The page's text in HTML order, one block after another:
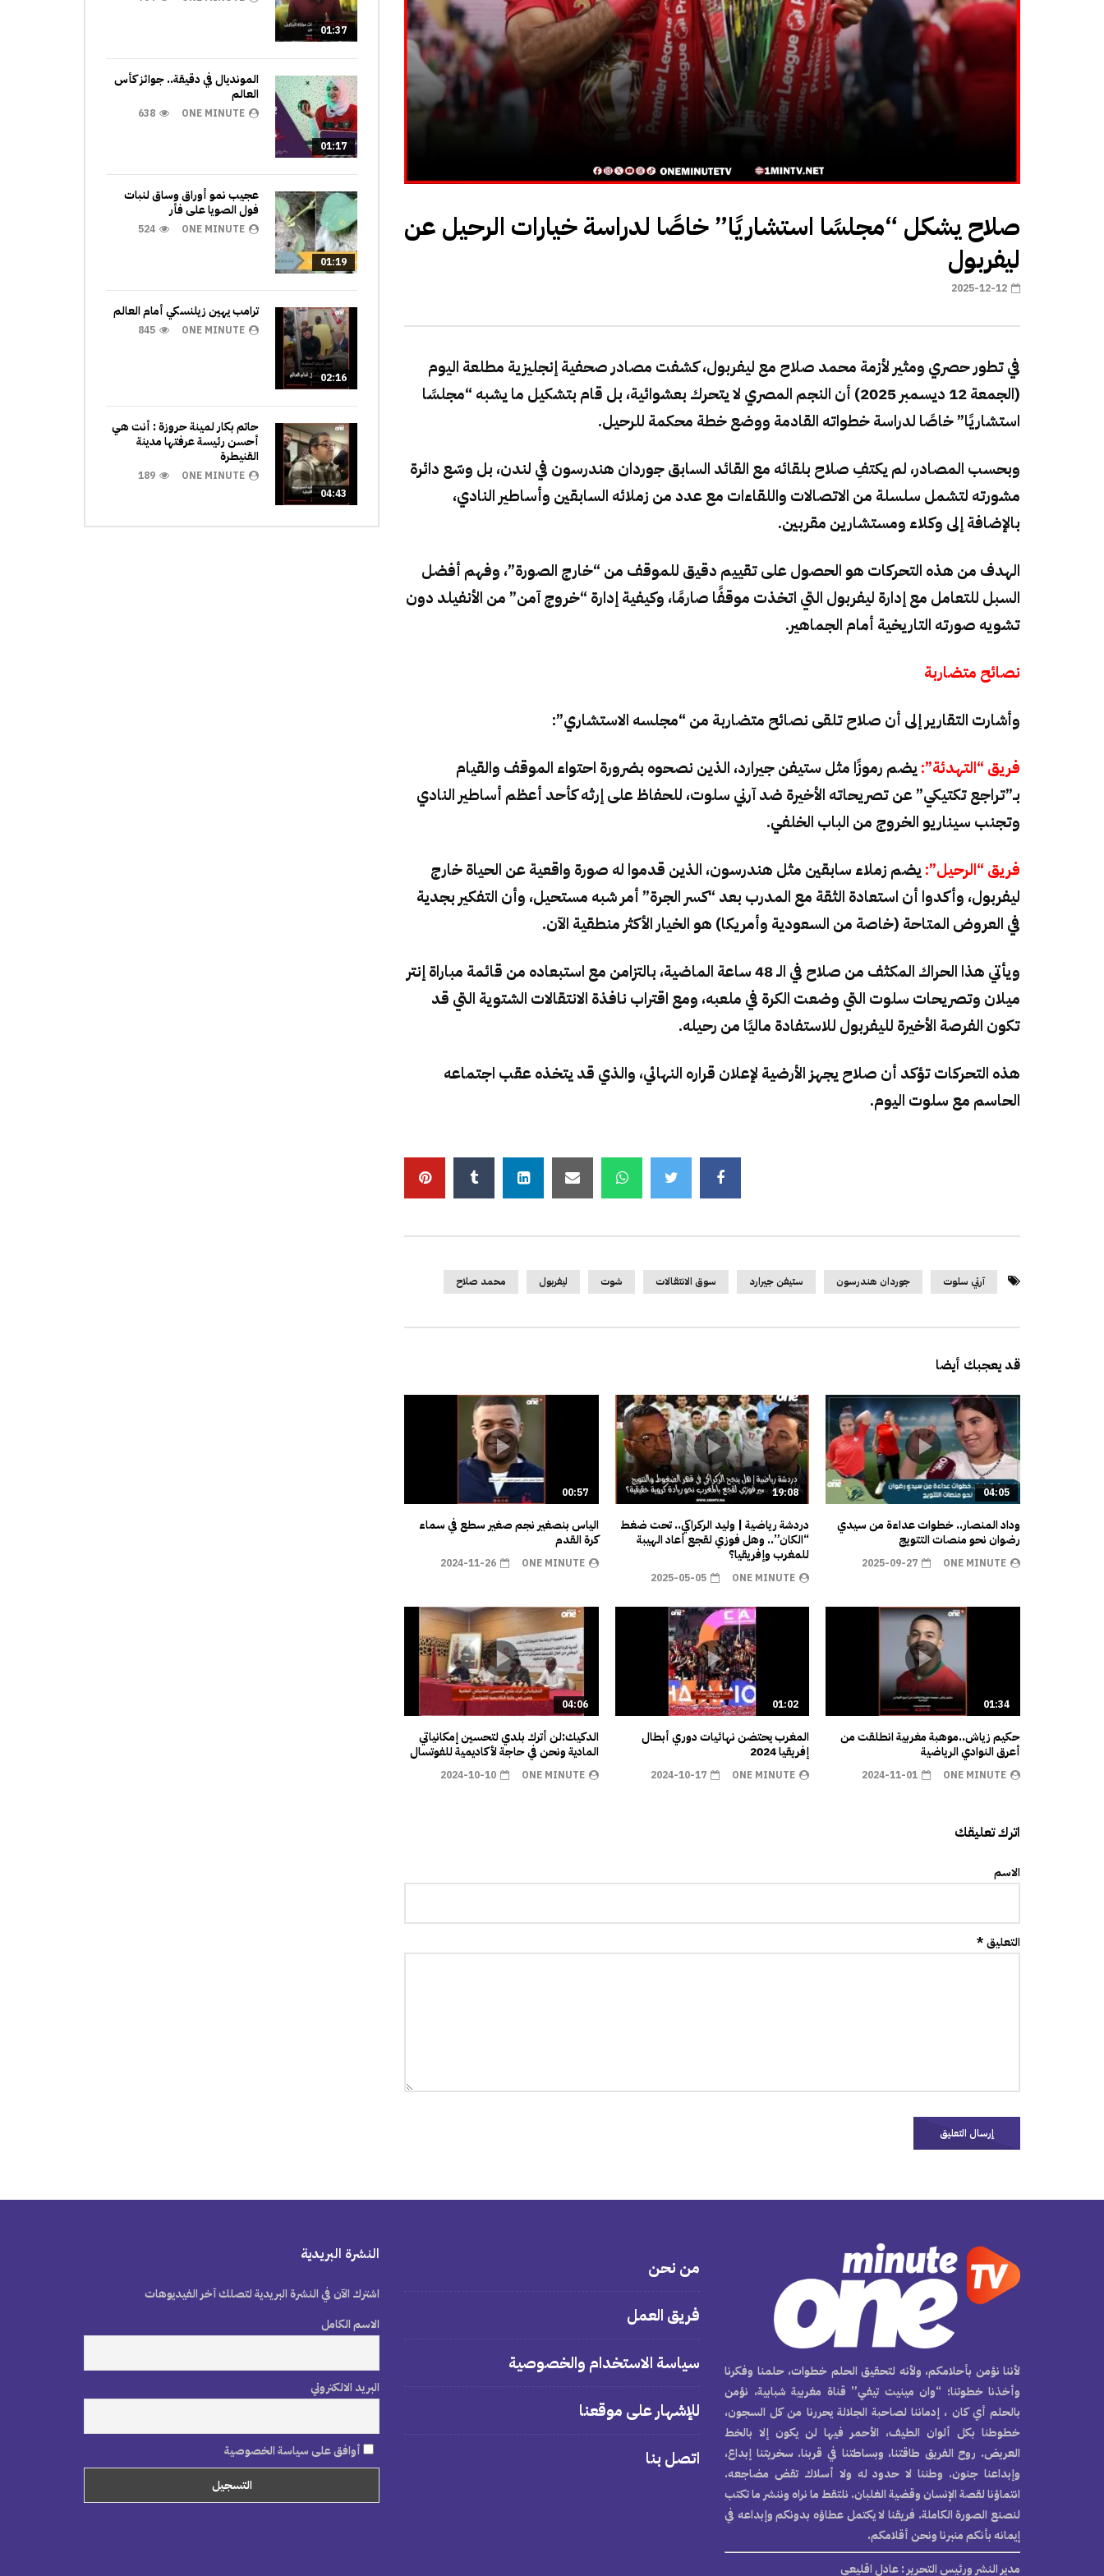
صلاح يشكل “مجلسًا استشاريًا” خاصًا لدراسة خيارات الرحيل عن
ليفربول
2025-12-12
في تطور حصري ومثير لأزمة محمد صلاح مع ليفربول، كشفت مصادر صحفية إنجليزية مطلعة اليوم
(الجمعة 12 ديسمبر 2025) أن النجم المصري لا يتحرك بعشوائية، بل قام بتشكيل ما يشبه “مجلسًا
استشاريًا” خاصًا لدراسة خطواته القادمة ووضع خطة محكمة للرحيل.
وبحسب المصادر، لم يكتفِ صلاح بلقائه مع القائد السابق جوردان هندرسون في لندن، بل وسّع دائرة
مشورته لتشمل سلسلة من الاتصالات واللقاءات مع عدد من زملائه السابقين وأساطير النادي،
بالإضافة إلى وكلاء ومستشارين مقربين.
الهدف من هذه التحركات هو الحصول على تقييم دقيق للموقف من “خارج الصورة”، وفهم أفضل
السبل للتعامل مع إدارة ليفربول التي اتخذت موقفًا صارمًا، وكيفية إدارة “خروج آمن” من الأنفيلد دون
تشويه صورته التاريخية أمام الجماهير.
نصائح متضاربة
وأشارت التقارير إلى أن صلاح تلقى نصائح متضاربة من “مجلسه الاستشاري”:
فريق “التهدئة”:يضم رموزًا مثل ستيفن جيرارد، الذين نصحوه بضرورة احتواء الموقف والقيام
بـ”تراجع تكتيكي” عن تصريحاته الأخيرة ضد آرني سلوت، للحفاظ على إرثه كأحد أعظم أساطير النادي
وتجنب سيناريو الخروج من الباب الخلفي.
فريق “الرحيل”:يضم زملاء سابقين مثل هندرسون، الذين قدموا له صورة واقعية عن الحياة خارج
ليفربول، وأكدوا أن استعادة الثقة مع المدرب بعد “كسر الجرة” أمر شبه مستحيل، وأن التفكير بجدية
في العروض المتاحة (خاصة من السعودية وأمريكا) هو الخيار الأكثر منطقية الآن.
ويأتي هذا الحراك المكثف من صلاح في الـ 48 ساعة الماضية، بالتزامن مع استبعاده من قائمة مباراة إنتر
ميلان وتصريحات سلوت التي وضعت الكرة في ملعبه، ومع اقتراب نافذة الانتقالات الشتوية التي قد
تكون الفرصة الأخيرة لليفربول للاستفادة ماليًا من رحيله.
هذه التحركات تؤكد أن صلاح يجهز الأرضية لإعلان قراره النهائي، والذي قد يتخذه عقب اجتماعه
الحاسم مع سلوت اليوم.
آرني سلوت جوردان هندرسون ستيفن جيرارد سوق الانتقالات شوت ليفربول محمد صلاح
قد يعجبك أيضا
04:05
وداد المنصار.. خطوات عداءة من سيدي
رضوان نحو منصات التتويج
ONE MINUTE
2025-09-27
19:08
دردشة رياضية | وليد الركراكي.. تحت ضغط
“الكان”.. وهل فوزي لقجع أعاد الهيبة
للمغرب وإفريقيا؟
ONE MINUTE
2025-05-05
00:57
الياس بنصغير نجم صغير سطع في سماء
كرة القدم
ONE MINUTE
2024-11-26
01:34
حكيم زياش..موهبة مغربية انطلقت من
أعرق النوادي الرياضية
ONE MINUTE
2024-11-01
01:02
المغرب يحتضن نهائيات دوري أبطال
إفريقيا 2024
ONE MINUTE
2024-10-17
04:06
الدكيك:لن أترك بلدي لتحسين إمكانياتي
المادية ونحن في حاجة لأكاديمية للفوتسال
ONE MINUTE
2024-10-10
اترك تعليقك
الاسم
التعليق *
01:37
01:17
المونديال في دقيقة.. جوائز كأس
العالم
ONE MINUTE
638
01:19
عجيب نمو أوراق وساق لنبات
فول الصويا على فأر
ONE MINUTE
524
02:16
ترامب يهين زيلنسكي أمام العالم
ONE MINUTE
845
04:43
حاتم بكار لمينة حروزة : أنت هي
أحسن رئيسة عرفتها مدينة
القنيطرة
ONE MINUTE
189
لأننا نؤمن بأحلامكم، ولأنه لتحقيق الحلم خطوات، حلمنا وفكرنا
وأخذنا خطوتنا؛ “وان مينيت تيفي” قناة مغربية شبابية، نؤمن
بالحلم أي كان ، إدماننا لصاحبة الجلالة يحررنا من كل السجون،
خطوطنا بكل ألوان الطيف، الأحمر فيها لن يكون إلا بالخط
العريض. روح الفريق طاقتنا، وبساطتنا في قربنا. سخريتنا إبداع،
وإبداعنا جنون. وطننا لا حدود له ولا أسلاك تقض مضاجعه.
انتماؤنا لقصة الإنسان وقضية الغلبان. نلتقط ما نراه وننشر ما تكتب
لنصنع الصورة الكاملة. فريقنا لا يكتمل عطاؤه بدونكم وإبداعه في
إيمانه بأنكم منبرنا ونحن أقلامكم.
مدير النشر ورئيس التحرير : عادل اقليعي
من نحن
فريق العمل
سياسة الاستخدام والخصوصية
للإشهار على موقعنا
اتصل بنا
النشرة البريدية
اشترك الآن في النشرة البريدية لتصلك آخر الفيديوهات
الاسم الكامل
البريد الالكتروني
أوافق على سياسة الخصوصية